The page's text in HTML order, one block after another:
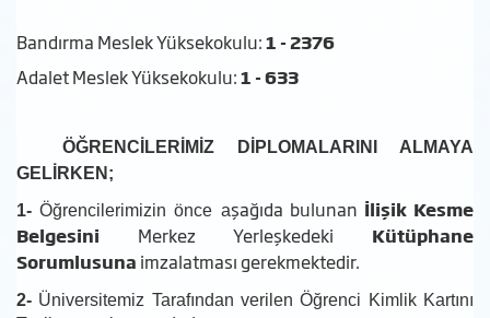
Bandırma Meslek Yüksekokulu:1 - 2376
Adalet Meslek Yüksekokulu:1 - 633
ÖĞRENCİLERİMİZ DİPLOMALARINI ALMAYA
GELİRKEN;
1- Öğrencilerimizin önce aşağıda bulunan İlişik Kesme
Belgesini Merkez Yerleşkedeki Kütüphane
Sorumlusuna imzalatması gerekmektedir.
2- Üniversitemiz Tarafından verilen Öğrenci Kimlik Kartını